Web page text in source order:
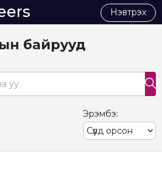
Нэвтрэх
байрууд
search
Эрэмбэ: